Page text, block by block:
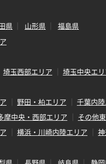
県 山形県
福島県
埼玉西部エリア 埼玉中央エ
野田・柏エリア 千葉内
摩中央・西部エリア
その他
横浜・川崎内陸エリア